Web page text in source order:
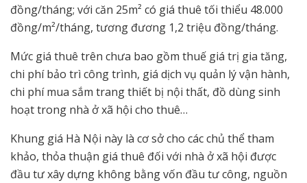
đồng/tháng; với căn 25m² có giá thuê tối thiểu 48.000
đồng/m²/tháng, tương đương 1,2 triệu đồng/tháng.
Mức giá thuê trên chưa bao gồm thuế giá trị gia tăng,
chi phí bảo trì công trình, giá dịch vụ quản lý vận hành,
chi phí mua sắm trang thiết bị nội thất, đồ dùng sinh
hoạt trong nhà ở xã hội cho thuê…
Khung giá Hà Nội này là cơ sở cho các chủ thể tham
khảo, thỏa thuận giá thuê đối với nhà ở xã hội được
đầu tư xây dựng không bằng vốn đầu tư công, nguồn